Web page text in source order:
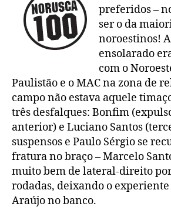
preferidos –
ser o da
noroestinos!
ensolarado
com o
Paulistão e o MAC na zona de
campo não estava aquele
três desfalques: Bonfim
anterior) e Luciano Santos
suspensos e Paulo Sérgio se
fratura no braço – Marcelo
muito bem de lateral-direito
rodadas, deixando o
Araújo no banco.